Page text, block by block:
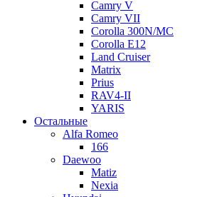
Camry V
Camry VII
Corolla 300N/MC
Corolla E12
Land Cruiser
Matrix
Prius
RAV4-II
YARIS
Остальные
Alfa Romeo
166
Daewoo
Matiz
Nexia